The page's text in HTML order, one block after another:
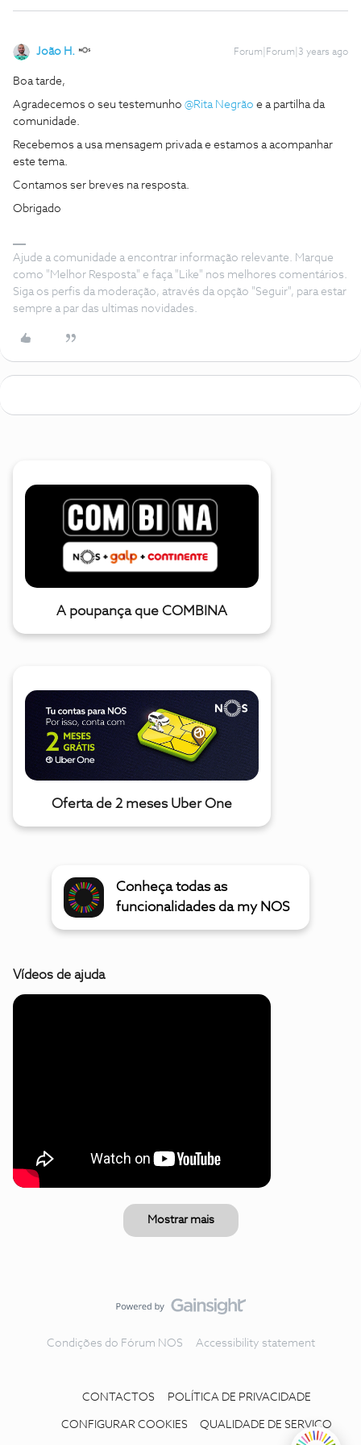
João H. Forum|Forum|3 years ago
Boa tarde,
Agradecemos o seu testemunho @Rita Negrão e a partilha da
comunidade.
Recebemos a usa mensagem privada e estamos a acompanhar
este tema.
Contamos ser breves na resposta.
Obrigado
Ajude a comunidade a encontrar informação relevante. Marque
como "Melhor Resposta" e faça "Like" nos melhores comentários.
Siga os perfis da moderação, através da opção "Seguir", para estar
sempre a par das ultimas novidades.
A poupança que COMBINA
Oferta de 2 meses Uber One
Conheça todas as
funcionalidades da my NOS
Vídeos de ajuda
Mostrar mais
Condições do Fórum NOS Accessibility statement
CONTACTOS POLÍTICA DE PRIVACIDADE
CONFIGURAR COOKIES QUALIDADE DE SERVIÇO